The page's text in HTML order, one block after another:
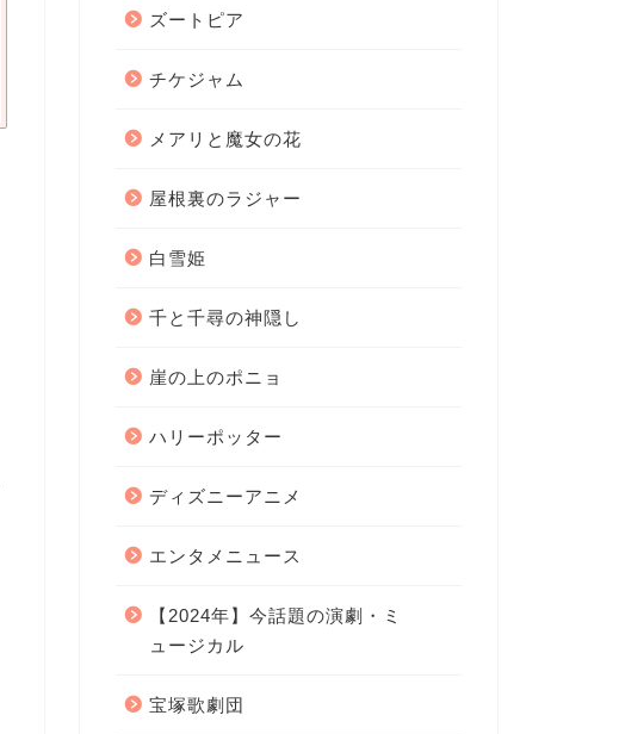
ズートピア
チケジャム
メアリと魔女の花
屋根裏のラジャー
白雪姫
千と千尋の神隠し
崖の上のポニョ
ハリーポッター
ディズニーアニメ
エンタメニュース
【2024年】今話題の演劇・ミ
ュージカル
宝塚歌劇団